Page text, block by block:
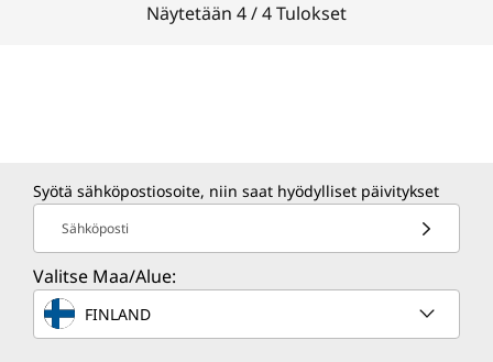
Näytetään 4 / 4 Tulokset
Syötä sähköpostiosoite, niin saat hyödylliset päivitykset
Sähköposti
Valitse Maa/Alue:
FINLAND